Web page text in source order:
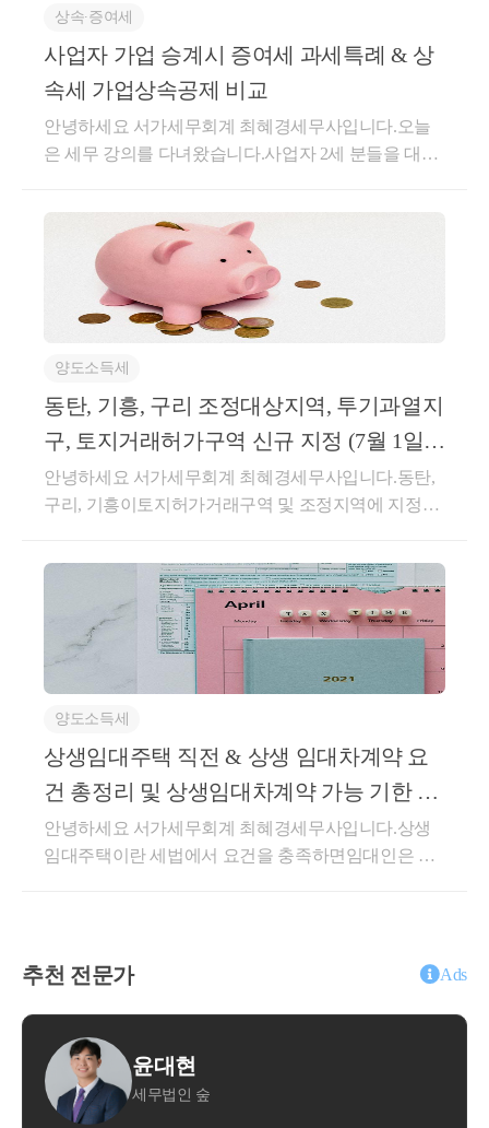
2번 요건.
일단 주된 상속인에 해당되지 않아야 하는데요.
상속 주택을 지분별로 받은 경우
주된 상속인 - 소수지분권자로 나눠지게 됩니다.
이 혜택은 소수지분권자에게만 가능한 특례입니다.
① 상속지분이 가장 큰 자
② 상속주택에 거주하는 자
③ 최연장자
이 비과세 특례에 중요한 점은,
상속 주택을 취득할 때 보유하여야 함 이라는 조건
자체가 없습니다.
즉, 비과세를 받고자 하는 일반주택은
① 공동상속주택  + ② 일반주택 취득 → 일반주택 양
도시 비과세
(소수지분권자)
소수지분권자에대한 비과세 특례 또한
선순위 주택에 한하여 적용하게 됩니다.
만약 자녀 2분이 각각 1주택이 있는 상황에서
지분을 51% : 49% 로 한다면,
비과세 특례를
받을 수 있을 여지가 있습니다.
이 비과세 특례는
가족간 공동 상속받은 경우 일부 지분을 가지고 있
상속∙증여세
사업자 가업 승계시 증여세 과세특례 & 상
속세 가업상속공제 비교
안녕하세요 서가세무회계 최혜경세무사입니다.오늘
은 세무 강의를 다녀왔습니다.사업자 2세 분들을 대상
이었는데,이 부분을 공유하면 좋을 것 같아서 포스팅
을 남깁니다.모든 재산, 즉 부동산이든 현물, 현금이든,
주식이든어떤 자산의 형태를 가지든부모가 자녀에게
그 재산을 이전하고자 한다면증여나 상속 (간혹 양도)
의 방법으로진행하셔야 합니다.이 모든 행위에는 당연
히 세금이 붙습니다.상속세와 증여세율은 그 세율이
같은데요.10억이 초과되면 40%,30억이 초과되면 무려
절반인 50%의 세율이 붙습니다.현금으로 만약 증여나
만,그 현금으로 바로 세금을 납부할 수는 있습니다.그
런데 문제는 현물 재산 (부동산 기타 등등) 을 받거나주
식 지분 등을 받게 되는 경우현금이 부족하여 세금을
납 등 배려해주는 제도는 일부 있지만,이러한 제도로
도 쉽게 커버가 되지 않는게이 상속, 증여 에 대한 이슈
입니다.그런데 유일무이하게 국세청에서는가업을 승
계하는 경우 전폭적인 지지를 해주고자 하는데요.부모
세대로부터 땅이나 부동산, 금융재산등을 받는 것은선
호하지는 않지만,가업을 승계받아 탄탄한 중소, 중견
기업의백년가업을 잇게 하는 것은 국가 정책으로도 밀
어주고 있습니다.세법에서도 당연히 이런 부분을 지원
해주는 제도가 있습니다.오늘은 그 제도를 살펴보도록
여시 특례와상속시 공제로 나뉘어지게 됩니다.각각 살
펴보도록 하겠습니다.가업승계 주식에 대한 증여세 과
자 인 소상공인이나 가업의 경우해당 특례는 적용이
밖에 안되지만가업승계 특례시 증여재산공제가 10억
원이 됩니다.즉 10억원 미만의 가업을 승계하는 증여
진행시증여세를 한푼도 안낼수도 있다는 것입니다.두
양도소득세
동탄, 기흥, 구리 조정대상지역, 투기과열지
구, 토지거래허가구역 신규 지정 (7월 1일(5
일) 부터 적용)
안녕하세요 서가세무회계 최혜경세무사입니다.동탄,
구리, 기흥이토지허가거래구역 및 조정지역에 지정이
언제로 될지가 관건이었던 것 같은데투기과열지구 및
조정지역은2026년 7월 1일부터 효력 발생토지거래허
가구역은2026년 7월 5일부터 효력이 발생합니다.이미
서울 강남 4구를 제외한 전 구 (21개구) 와경기도의 12
개 구역은(과천, 광명, 하남, 의왕, 성남 분당/수정/중원,
수원 영통/장안/팔달, 용인 수지, 안양 동안)2025년 10
월 16일재지정이 된 상태인데요.뒤이어화성 동탄구 /
용인 기흥구 / 구리시이 3곳이신규 지정이 되었습니다.
적용 등많은 분들이 조정지역 등의 효과를 잘 아시고
계실텐데요.다시 한번 정리해드리도록 하겠습니다.대
출가계대출은 크게주담대와 전세대출로 나누어집니
가 적용됩니다.생애최초의 경우 LTV 70% + 전입의무
든다는 것을 알 수 있습니다.전세대출의 경우소유권
이전 조건부 전세대출은 금지되어매수자가 전세보증
금으로 매매 잔금을 대체하는갭투자 형태의 거래는 차
양도소득세
상생임대주택 직전 & 상생 임대차계약 요
건 총정리 및 상생임대차계약 가능 기한 (26
년 말)
안녕하세요 서가세무회계 최혜경세무사입니다.상생
임대주택이란 세법에서 요건을 충족하면임대인은 양
제혜택이란 것이 늘 그렇듯,조금이라도 요건에서 어긋
나는 경우 혜택이 불가능하고그 요건이라는 것이 매우
까타롭습니다.상생임대주택 양도세 세제혜택상생임
대주택의 세제 혜택은 다음과 같습니다.직전임대차계
약 + 상생임대차계약시 5% 증액제한을 준수한다면,1
세대 1주택 비과세 요건 중 거주 요건을 충족한 것으로
추천 전문가 Ads